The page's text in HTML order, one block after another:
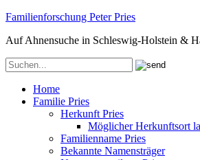
Familienforschung Peter Pries
Auf Ahnensuche in Schleswig-Holstein &
Home
Familie Pries
Herkunft Pries
Möglicher Herkunftsort
Familienname Pries
Bekannte Namensträger